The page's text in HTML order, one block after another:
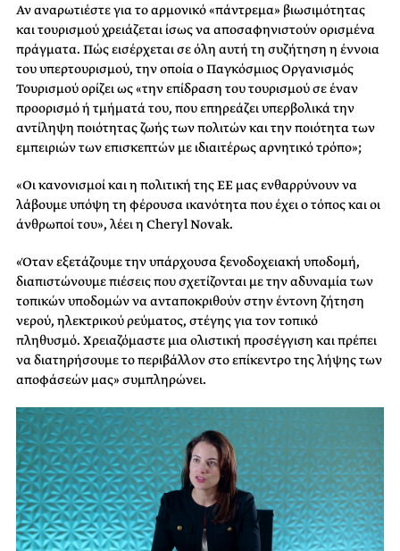
Αν αναρωτιέστε για το αρμονικό «πάντρεμα» βιωσιμότητας
και τουρισμού χρειάζεται ίσως να αποσαφηνιστούν ορισμένα
πράγματα. Πώς εισέρχεται σε όλη αυτή τη συζήτηση η έννοια
του υπερτουρισμού, την οποία ο Παγκόσμιος Οργανισμός
Τουρισμού ορίζει ως «την επίδραση του τουρισμού σε έναν
προορισμό ή τμήματά του, που επηρεάζει υπερβολικά την
αντίληψη ποιότητας ζωής των πολιτών και την ποιότητα των
εμπειριών των επισκεπτών με ιδιαιτέρως αρνητικό τρόπο»;
«Οι κανονισμοί και η πολιτική της ΕΕ μας ενθαρρύνουν να
λάβουμε υπόψη τη φέρουσα ικανότητα που έχει ο τόπος και οι
άνθρωποί του», λέει η Cheryl Novak.
«Όταν εξετάζουμε την υπάρχουσα ξενοδοχειακή υποδομή,
διαπιστώνουμε πιέσεις που σχετίζονται με την αδυναμία των
τοπικών υποδομών να ανταποκριθούν στην έντονη ζήτηση
νερού, ηλεκτρικού ρεύματος, στέγης για τον τοπικό
πληθυσμό. Χρειαζόμαστε μια ολιστική προσέγγιση και πρέπει
να διατηρήσουμε το περιβάλλον στο επίκεντρο της λήψης των
αποφάσεών μας» συμπληρώνει.